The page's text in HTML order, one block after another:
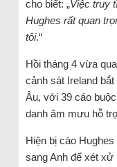
cho biết: „Việc truy
Hughes rất quan
tôi.“
Hồi tháng 4 vừa
cảnh sát Ireland
Âu, với 39 cáo
danh âm mưu hỗ
Hiện bị cáo
sang Anh để xét xử